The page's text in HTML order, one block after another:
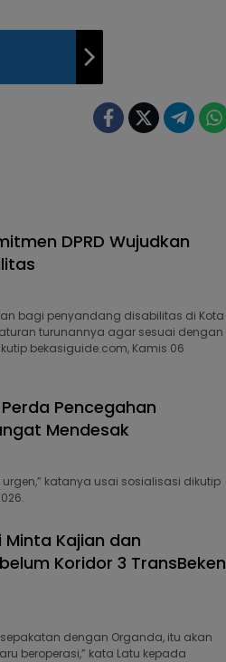
DPRD Wujudkan
bagi penyandang disabilitas di Kota
turunannya agar sesuai dengan
bekasiguide.com, Kamis 06
Pencegahan
Mendesak
katanya usai sosialisasi dikutip
Minta Kajian dan
Koridor 3 TransBeken
dengan Organda, itu akan
beroperasi,” kata Latu kepada